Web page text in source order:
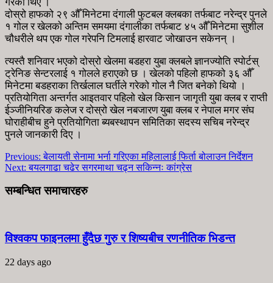
दोस्रो हाफको २९ औँ मिनेटमा दंगाली फुटबल क्लबका तर्फबाट नरेन्द्र पुनले
१ गोल र खेलको अन्तिम समयमा दंगालीका तर्फबाट ४५ औँ मिनेटमा सुशील
चौधरीले थप एक गोल गरेपनि टिमलाई हारवाट जोखाउन सकेनन् ।
त्यस्तै शनिवार भएको दोस्रो खेलमा बडहरा युबा क्लबले ज्ञानज्योति स्पोर्टस्
ट्रेनिङ सेन्टरलाई १ गोलले हराएको छ । खेलको पहिलो हाफको ३६ औँ
मिनेटमा बडहराका तिर्खलाल घर्तीले गरेको गोल नै जित बनेको थियो ।
प्रतियोगिता अन्तर्गत आइतवार पहिलो खेल किसान जागृती युबा क्लब र राप्ती
ईञ्जीनियरिङ कलेज र दोस्रो खेल नबजारण युबा क्लब र नेपाल मगर संघ
घोराहीबीच हुने प्रतियोगिता ब्यबस्थापन समितिका सदस्य सचिब नरेन्द्र
पुनले जानकारी दिए ।
Previous: बेलायती सेनामा भर्ना गरिएका महिलालाई फिर्ता बोलाउन निर्देशन
Next: बयलगाढा चढेर सगरमाथा चढ्न सकिन्नः कांग्रेस
सम्बन्धित समाचारहरु
विश्वकप फाइनलमा हुँदैछ गुरु र शिष्यबीच रणनीतिक भिडन्त
22 days ago